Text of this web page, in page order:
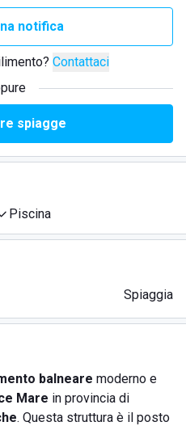
notifica
Contattaci
spiagge
Piscina
Spiaggia
balneare moderno e
Mare in provincia di
. Questa struttura è il posto